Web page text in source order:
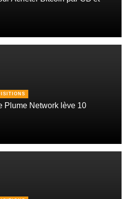
Plume Network lève 10